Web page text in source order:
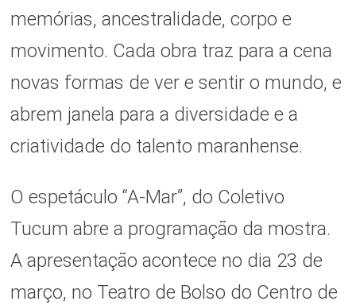
memórias, ancestralidade, corpo e
movimento. Cada obra traz para a cena
novas formas de ver e sentir o mundo, e
abrem janela para a diversidade e a
criatividade do talento maranhense.
O espetáculo “A-Mar”, do Coletivo
Tucum abre a programação da mostra.
A apresentação acontece no dia 23 de
março, no Teatro de Bolso do Centro de